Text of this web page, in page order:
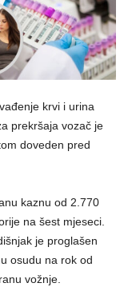
krvi i urina
prekršaja vozač je
doveden pred
kaznu od 2.770
na šest mjeseci.
je proglašen
osudu na rok od
vožnje.